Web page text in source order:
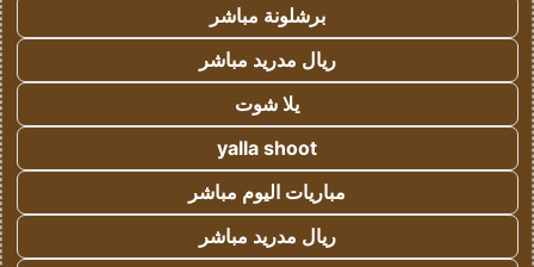
برشلونة مباشر
ريال مدريد مباشر
يلا شوت
yalla shoot
مباريات اليوم مباشر
ريال مدريد مباشر